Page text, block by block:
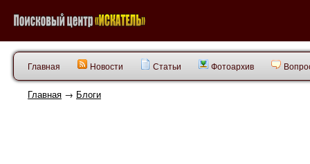
Главная Новости Статьи Фотоархив
Главная → Блоги